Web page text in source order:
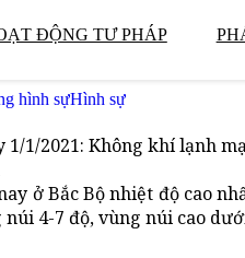
ĐỘNG TƯ PHÁP
hình sựHình sự
1/2021: Không khí lạnh
ở Bắc Bộ nhiệt độ cao
núi 4-7 độ, vùng núi cao